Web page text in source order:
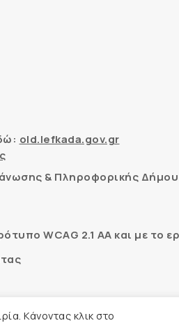
old.lefkada.gov.gr
& Πληροφορικής
WCAG 2.1 AA και με το
myWeb
Κάνοντας κλικ στο